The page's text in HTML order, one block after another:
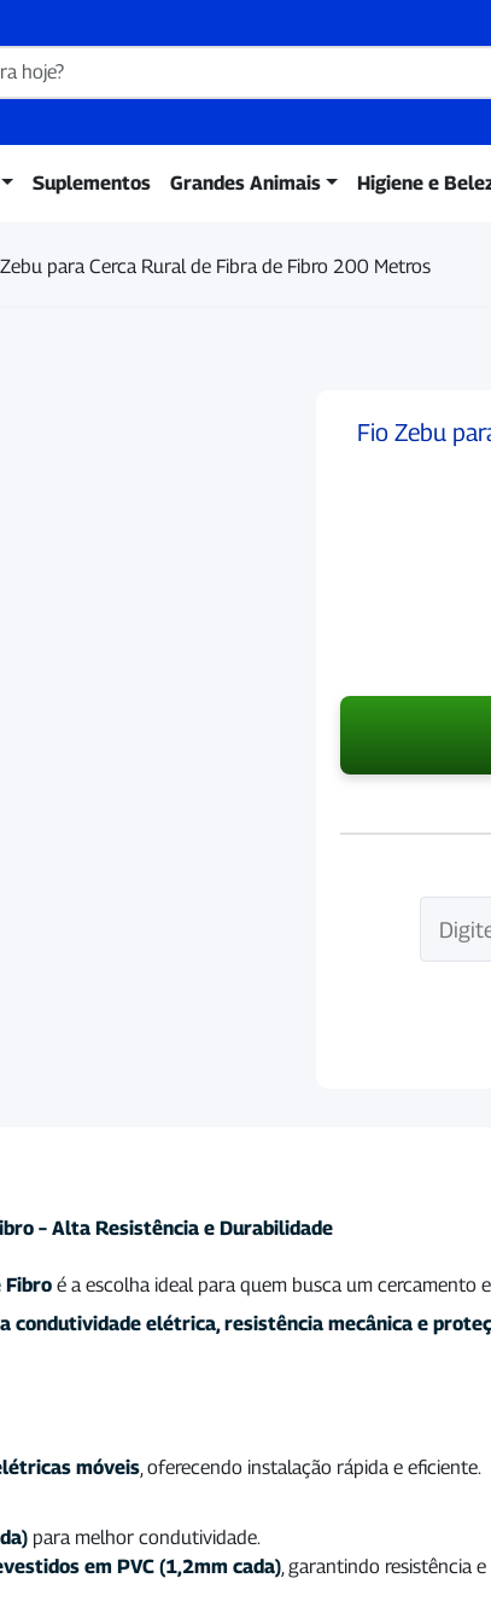
Suplementos Grandes Animais Higiene e
para Cerca Rural de Fibra de Fibro 200 Metros
Fio Zebu
– Alta Resistência e Durabilidade
Fibro é a escolha ideal para quem busca um cercamento
condutividade elétrica, resistência mecânica e
móveis, oferecendo instalação rápida e eficiente.
para melhor condutividade.
em PVC (1,2mm cada), garantindo resistência